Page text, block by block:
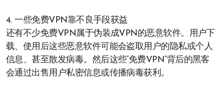
4. 一些免费VPN靠不良手段获益
还有不少免费VPN属于伪装成VPN的恶意软件。用户下
载、使用后这些恶意软件可能会盗取用户的隐私或个人
信息、甚至散发病毒。然后这些“免费VPN”背后的黑客
会通过出售用户私密信息或传播病毒获利。